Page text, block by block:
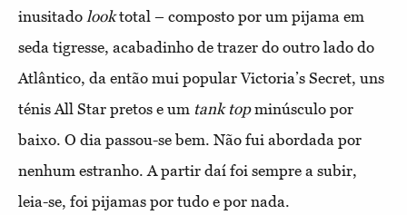
inusitado looktotal – composto por um pijama em
seda tigresse, acabadinho de trazer do outro lado do
Atlântico, da então mui popular Victoria’s Secret, uns
ténis All Star pretos e um tank topminúsculo por
baixo. O dia passou-se bem. Não fui abordada por
nenhum estranho. A partir daí foi sempre a subir,
leia-se, foi pijamas por tudo e por nada.